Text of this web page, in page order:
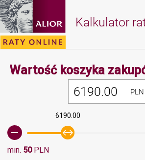
Kalkulator
Wartość koszyka
PLN
6190.00
min. 50PLN